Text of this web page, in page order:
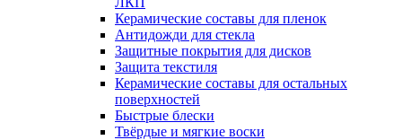
Керамические составы для пленок
Антидожди для стекла
Защитные покрытия для дисков
Защита текстиля
Керамические составы для остальных
поверхностей
Быстрые блески
Твёрдые и мягкие воски